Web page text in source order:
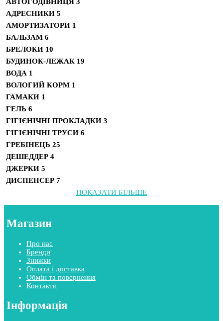
АВТОГОДІВНИЦЯ 3
АДРЕСНИКИ 5
АМОРТИЗАТОРИ 1
БАЛЬЗАМ 6
БРЕЛОКИ 10
БУДИНОК-ЛЕЖАК 19
ВОДА 1
ВОЛОГИЙ КОРМ 1
ГАМАКИ 1
ГЕЛЬ 6
ГІГІЄНІЧНІ ПРОКЛАДКИ 3
ГІГІЄНІЧНІ ТРУСИ 6
ГРЕБІНЕЦЬ 25
ДЕШЕДДЕР 4
ДЖЕРКИ 5
ДИСПЕНСЕР 7
ПОКАЗАТИ БІЛЬШЕ
Магазин
Про нас
Бренди
Знижки
Оплата і доставка
Обмін та повернення
Контакти
Інформація